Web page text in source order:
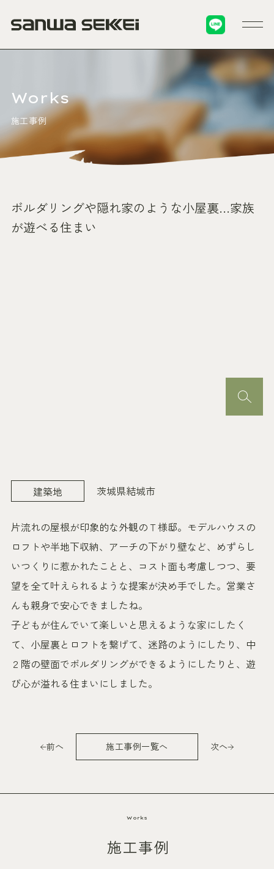
Works
施工事例
ボルダリングや隠れ家のような小屋裏…家族
が遊べる住まい
建築地 茨城県結城市
片流れの屋根が印象的な外観のＴ様邸。モデルハウスの
ロフトや半地下収納、アーチの下がり壁など、めずらし
いつくりに惹かれたことと、コスト面も考慮しつつ、要
望を全て叶えられるような提案が決め手でした。営業さ
んも親身で安心できましたね。
子どもが住んでいて楽しいと思えるような家にしたく
て、小屋裏とロフトを繋げて、迷路のようにしたり、中
２階の壁面でボルダリングができるようにしたりと、遊
び心が溢れる住まいにしました。
前へ 施工事例一覧へ 次へ
Works
施工事例